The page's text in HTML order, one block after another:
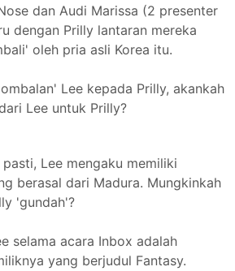
dan Audi Marissa (2 presenter
dengan Prilly lantaran mereka
oleh pria asli Korea itu.
Lee kepada Prilly, akankah
Lee untuk Prilly?
Lee mengaku memiliki
berasal dari Madura. Mungkinkah
'gundah'?
selama acara Inbox adalah
yang berjudul Fantasy.